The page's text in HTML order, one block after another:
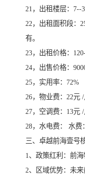
21，出租楼层：7--
22，出租面积段：
有。
23，出租价格：
24，出售价格：
25，实用率：72%
26，物业费：22元
27，空调费：13元
28，水电费： 水费
三、卓越前海壹号
1、政策红利：前海
2、区域优势：未